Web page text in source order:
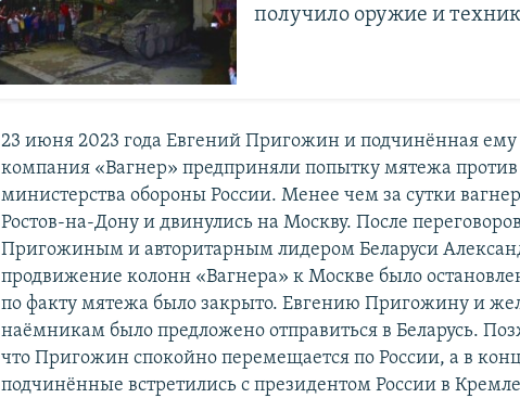
получило оружие и
23 июня 2023 года Евгений Пригожин и подчинённая ему
компания «Вагнер» предприняли попытку мятежа против
министерства обороны России. Менее чем за сутки
Ростов-на-Дону и двинулись на Москву. После
Пригожиным и авторитарным лидером Беларуси
продвижение колонн «Вагнера» к Москве было
по факту мятежа было закрыто. Евгению Пригожину и
наёмникам было предложено отправиться в Беларусь.
что Пригожин спокойно перемещается по России, а в
подчинённые встретились с президентом России в